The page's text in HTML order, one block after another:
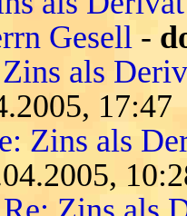
Gesell -
als
17:47
Zins als